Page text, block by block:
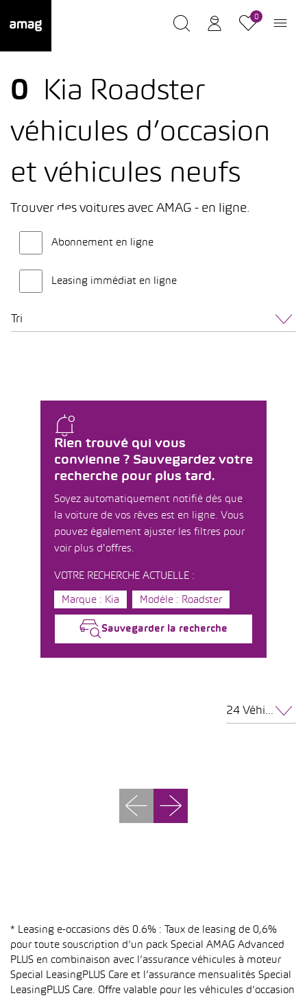
0
0
Kia Roadster
véhicules d’occasion
et véhicules neufs
Trouver des voitures avec AMAG - en ligne.
Abonnement en ligne
Leasing immédiat en ligne
Tri
Rien trouvé qui vous
convienne ? Sauvegardez votre
recherche pour plus tard.
Soyez automatiquement notifié dès que
la voiture de vos rêves est en ligne. Vous
pouvez également ajuster les filtres pour
voir plus d'offres.
VOTRE RECHERCHE ACTUELLE :
Marque : Kia Modèle : Roadster
Sauvegarder la recherche
24 Véhicules par page
* Leasing e-occasions dès 0.6% : Taux de leasing de 0,6%
pour toute souscription d’un pack Special AMAG Advanced
PLUS en combinaison avec l’assurance véhicules à moteur
Special LeasingPLUS Care et l’assurance mensualités Special
LeasingPLUS Care. Offre valable pour les véhicules d’occasion